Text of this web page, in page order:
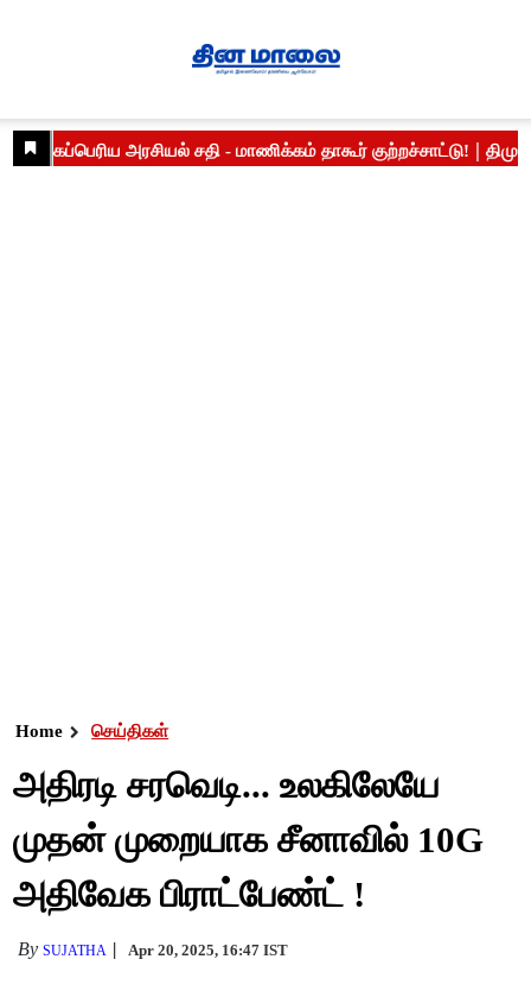
Home செய்திகள்
அதிரடி சரவெடி... உலகிலேயே
முதன் முறையாக சீனாவில் 10G
அதிவேக பிராட்பேண்ட் !
BySUJATHA Apr 20, 2025, 16:47 IST